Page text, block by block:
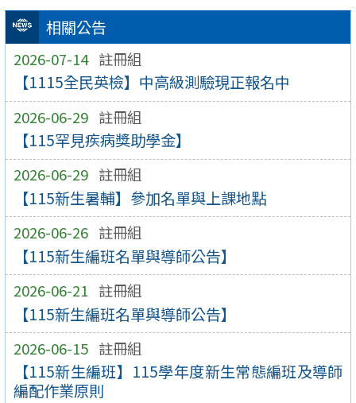
相關公告
2026-07-14 註冊組
【1115全民英檢】中高級測驗現正報名中
2026-06-29 註冊組
【115罕見疾病獎助學金】
2026-06-29 註冊組
【115新生暑輔】參加名單與上課地點
2026-06-26 註冊組
【115新生編班名單與導師公告】
2026-06-21 註冊組
【115新生編班名單與導師公告】
2026-06-15 註冊組
【115新生編班】115學年度新生常態編班及導師
編配作業原則